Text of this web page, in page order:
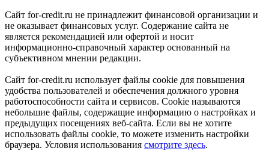
Сайт for-credit.ru не принадлежит финансовой организации и
не оказывает финансовых услуг. Содержание сайта не
является рекомендацией или офертой и носит
информационно-справочный характер основанный на
субъективном мнении редакции.
Сайт for-credit.ru использует файлы cookie для повышения
удобства пользователей и обеспечения должного уровня
работоспособности сайта и сервисов. Cookie называются
небольшие файлы, содержащие информацию о настройках и
предыдущих посещениях веб-сайта. Если вы не хотите
использовать файлы cookie, то можете изменить настройки
браузера. Условия использования смотрите здесь.